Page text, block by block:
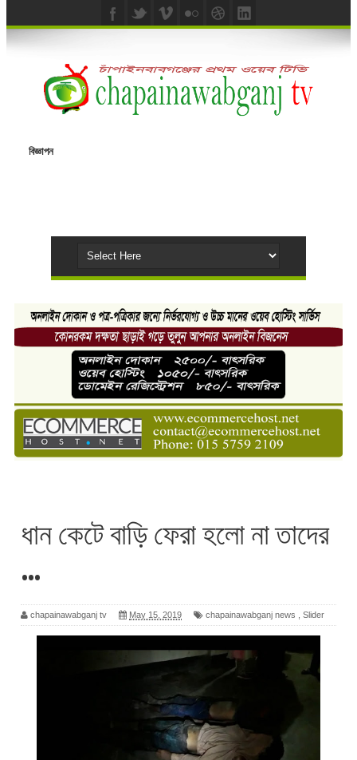
বিজ্ঞাপন
ধান কেটে বাড়ি ফেরা হলো না তাদের
…
chapainawabganj tv May 15, 2019 chapainawabganj news Slider